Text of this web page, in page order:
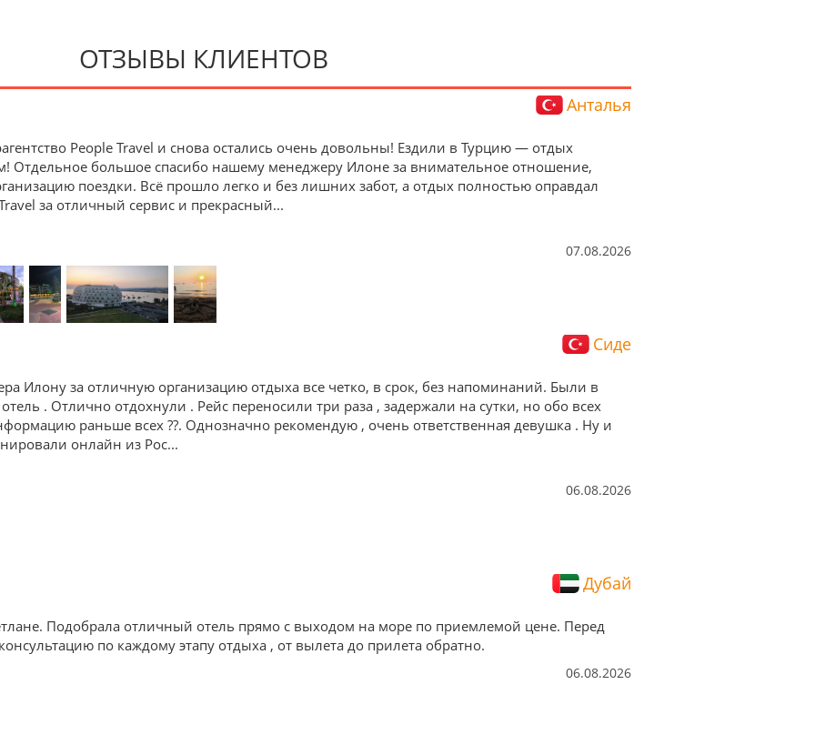
ОТЗЫВЫ КЛИЕНТОВ
Анталья
People Travel и снова остались очень довольны! Ездили в Турцию — отдых
Отдельное большое спасибо нашему менеджеру Илоне за внимательное отношение,
поездки. Всё прошло легко и без лишних забот, а отдых полностью оправдал
за отличный сервис и прекрасный...
07.08.2026
Сиде
Илону за отличную организацию отдыха все четко, в срок, без напоминаний. Были в
. Отлично отдохнули . Рейс переносили три раза , задержали на сутки, но обо всех
раньше всех ??. Однозначно рекомендую , очень ответственная девушка . Ну и
онлайн из Рос...
06.08.2026
Дубай
Подобрала отличный отель прямо с выходом на море по приемлемой цене. Перед
по каждому этапу отдыха , от вылета до прилета обратно.
06.08.2026